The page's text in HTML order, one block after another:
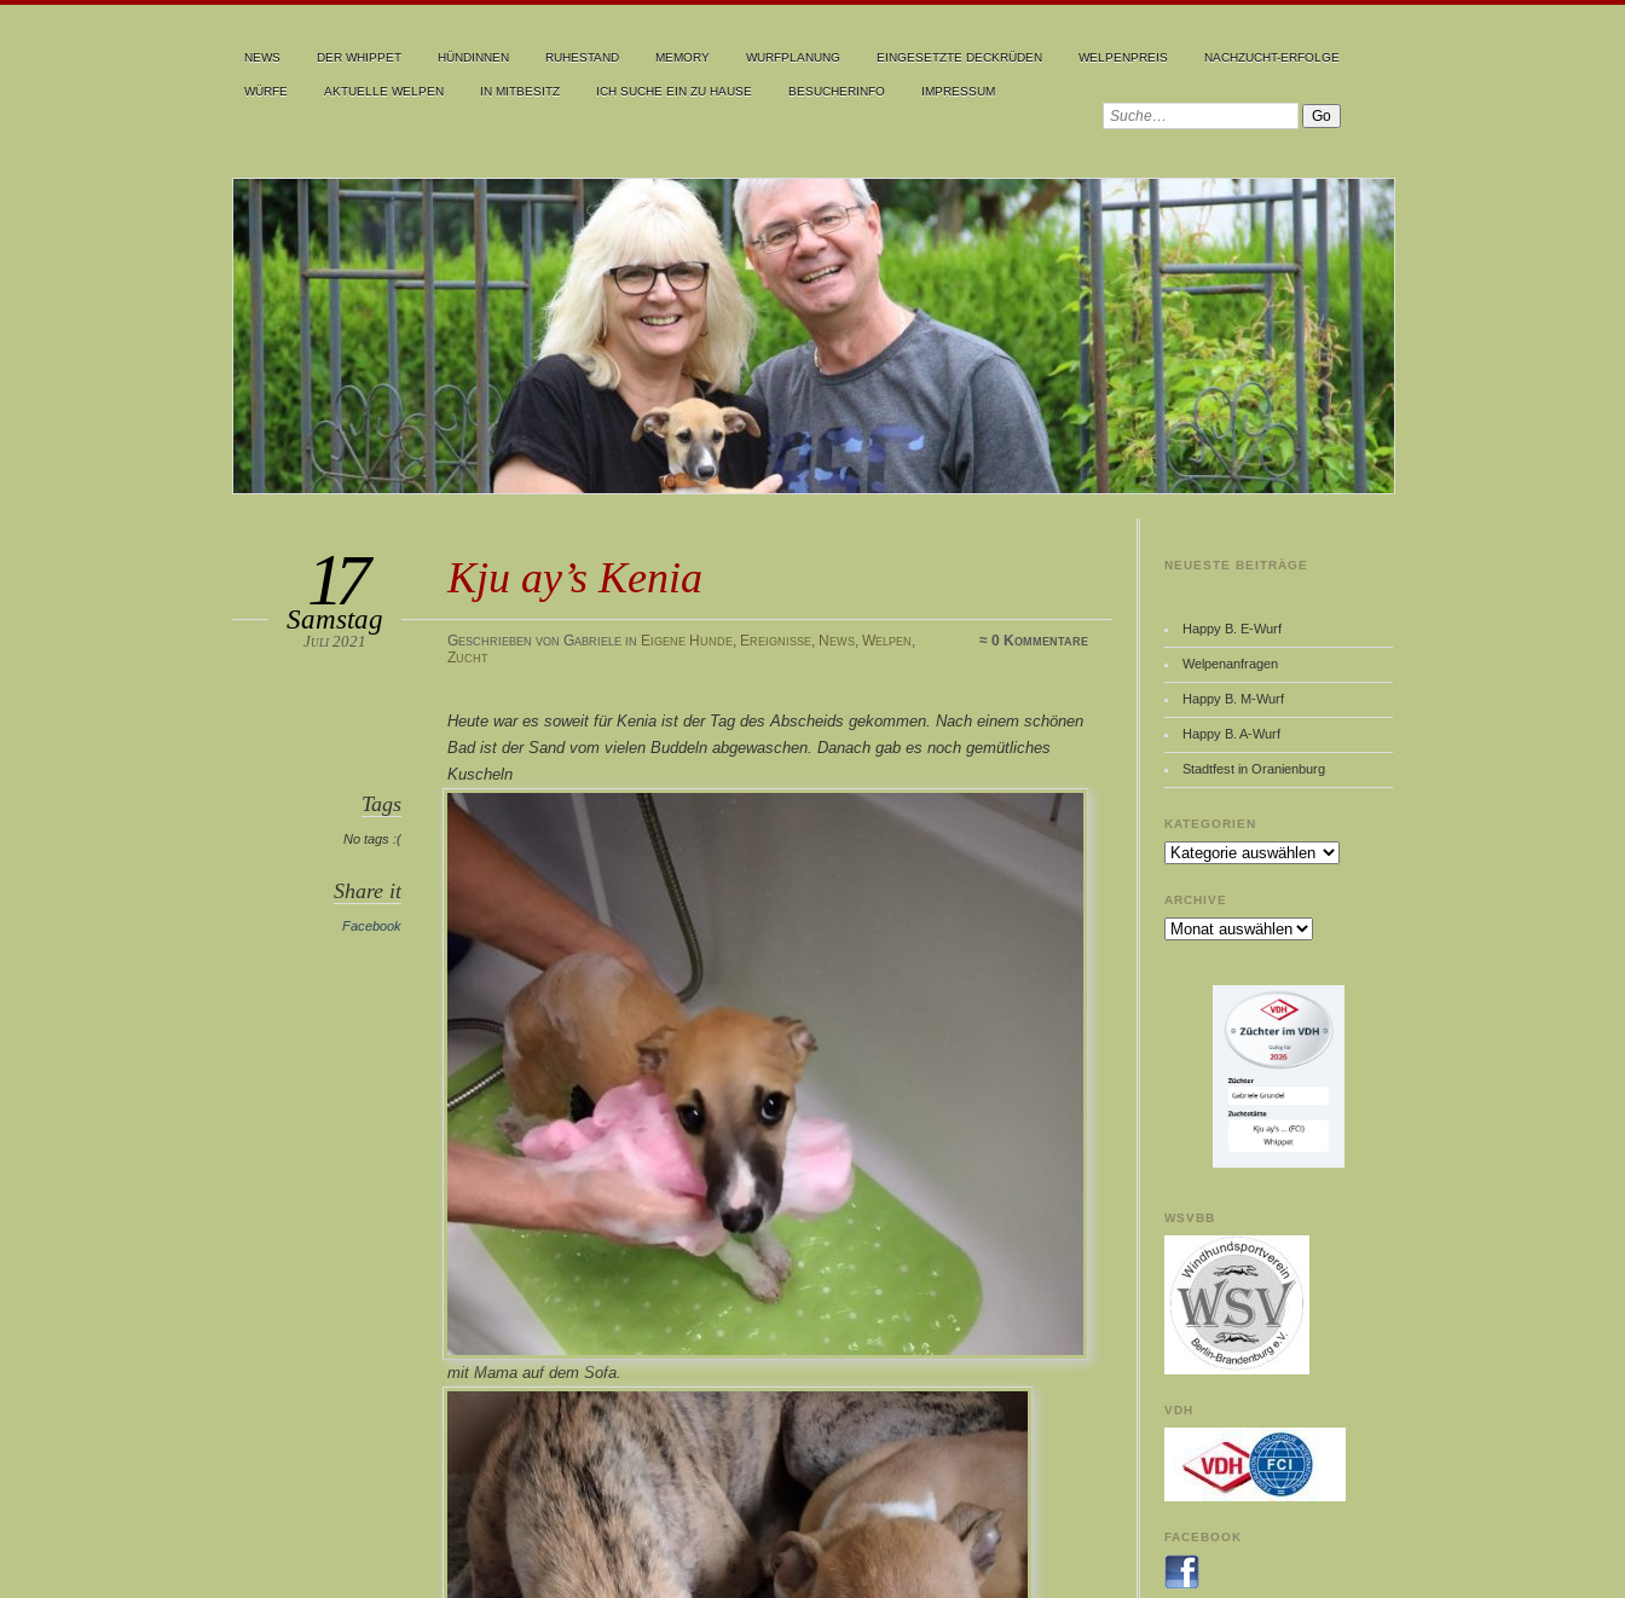
NEWS DER WHIPPET HÜNDINNEN RUHESTAND MEMORY WURFPLANUNG EINGESETZTE DECKRÜDEN WELPENPREIS NACHZUCHT-ERFOLGE
WÜRFE AKTUELLE WELPEN IN MITBESITZ ICH SUCHE EIN ZU HAUSE BESUCHERINFO IMPRESSUM
Kju ay’s Kenia
17
Samstag
Juli 2021 Geschrieben von Gabriele in Eigene Hunde, Ereignisse, News, Welpen,
Zucht
≈ 0 Kommentare
Tags
No tags :(
Share it
Facebook
Heute war es soweit für Kenia ist der Tag des Abscheids gekommen. Nach einem schönen
Bad ist der Sand vom vielen Buddeln abgewaschen. Danach gab es noch gemütliches
Kuscheln
mit Mama auf dem Sofa.
NEUESTE BEITRÄGE
Happy B. E-Wurf
Welpenanfragen
Happy B. M-Wurf
Happy B. A-Wurf
Stadtfest in Oranienburg
KATEGORIEN
Kategorien
ARCHIVE
Archive
WSVBB
VDH
FACEBOOK